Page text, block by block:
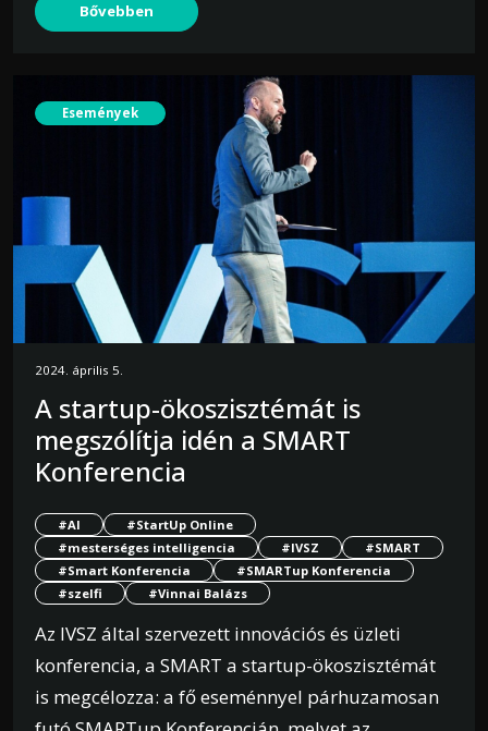
Bővebben
Események
2024. április 5.
A startup-ökoszisztémát is
megszólítja idén a SMART
Konferencia
#AI
#StartUp Online
#mesterséges intelligencia
#IVSZ
#SMART
#Smart Konferencia
#SMARTup Konferencia
#szelfi
#Vinnai Balázs
Az IVSZ által szervezett innovációs és üzleti
konferencia, a SMART a startup-ökoszisztémát
is megcélozza: a fő eseménnyel párhuzamosan